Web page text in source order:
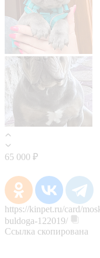
65 000 ₽
https://kinpet.ru/card/
buldoga-122019/
Ссылка скопирована